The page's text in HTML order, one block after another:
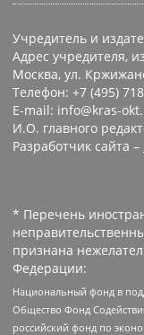
Учредитель и
Адрес учредителя,
Москва, ул.
Телефон: +7 (495)
E-mail: info@kras-
И.О. главного
Разработчик сайта –
* Перечень
признана
Федерации:
Национальный фонд в
Общество Фонд
российский фонд по